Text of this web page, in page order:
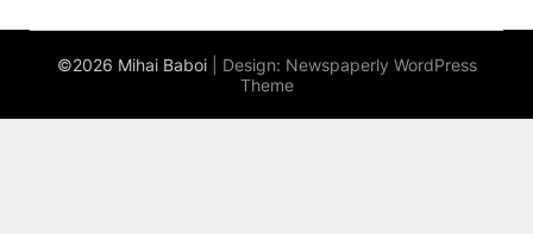
©2026 Mihai Baboi | Design: Newspaperly WordPress
Theme